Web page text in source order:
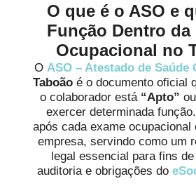
O que é o ASO e
Função Dentro da
Ocupacional no
O ASO – Atestado de Saúde
Taboãoé o documento oficial
o colaborador está “Apto” ou
exercer determinada
após cada exame ocupacional
empresa, servindo como um
legal essencial para fins
auditoria e obrigações do